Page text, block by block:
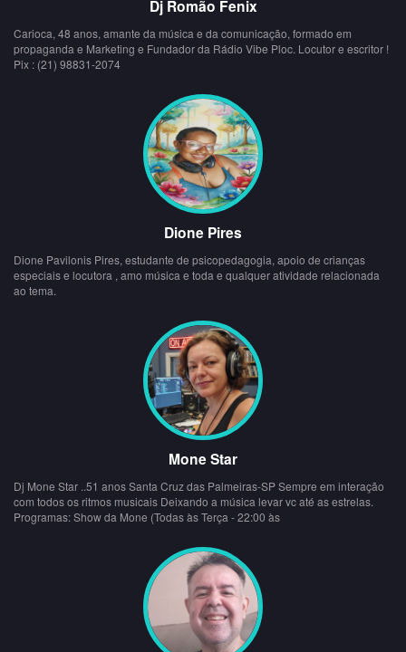
Dj Romão Fenix
Carioca, 48 anos, amante da música e da comunicação, formado em
propaganda e Marketing e Fundador da Rádio Vibe Ploc. Locutor e escritor !
Pix : (21) 98831-2074
Dione Pires
Dione Pavilonis Pires, estudante de psicopedagogia, apoio de crianças
especiais e locutora , amo música e toda e qualquer atividade relacionada
ao tema.
Mone Star
Dj Mone Star ..51 anos Santa Cruz das Palmeiras-SP Sempre em interação
com todos os ritmos musicais Deixando a música levar vc até as estrelas.
Programas: Show da Mone (Todas às Terça - 22:00 às